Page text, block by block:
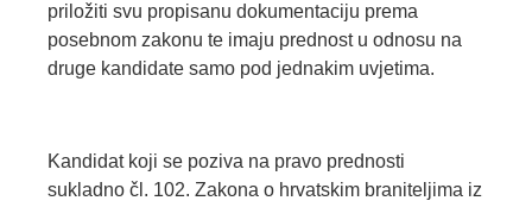
priložiti svu propisanu dokumentaciju prema
posebnom zakonu te imaju prednost u odnosu na
druge kandidate samo pod jednakim uvjetima.
Kandidat koji se poziva na pravo prednosti
sukladno čl. 102. Zakona o hrvatskim braniteljima iz